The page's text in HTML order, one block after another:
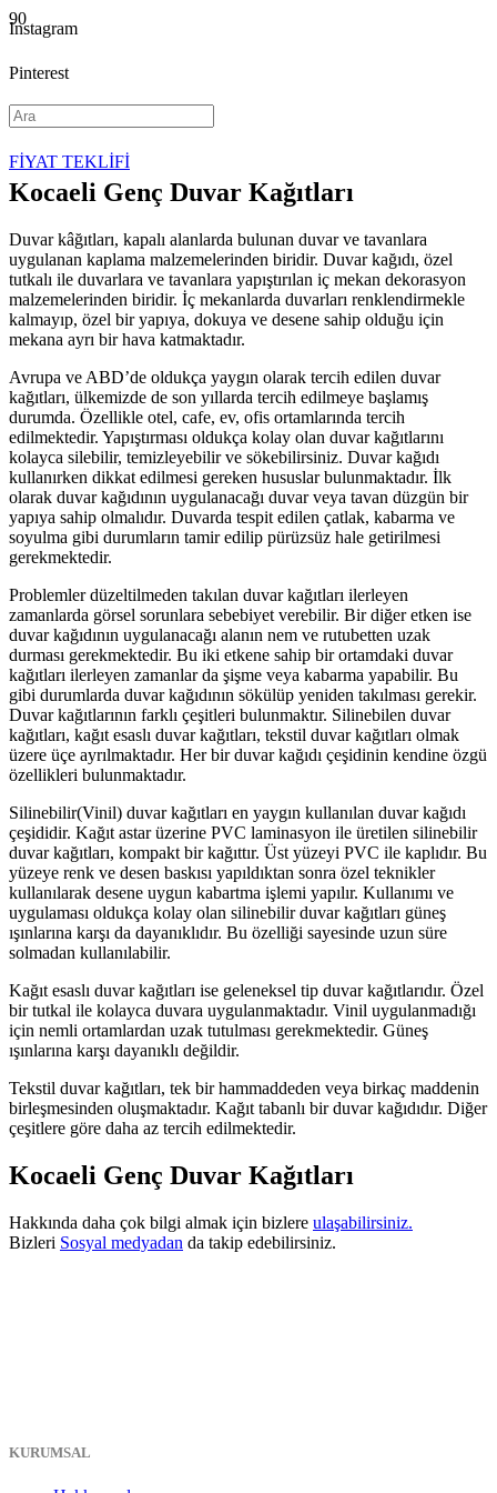
Instagram
Pinterest
YouTube
FİYAT TEKLİFİ
Kocaeli Genç Duvar Kağıtları
Duvar kâğıtları, kapalı alanlarda bulunan duvar ve tavanlara
uygulanan kaplama malzemelerinden biridir. Duvar kağıdı, özel
tutkalı ile duvarlara ve tavanlara yapıştırılan iç mekan dekorasyon
malzemelerinden biridir. İç mekanlarda duvarları renklendirmekle
kalmayıp, özel bir yapıya, dokuya ve desene sahip olduğu için
mekana ayrı bir hava katmaktadır.
Avrupa ve ABD’de oldukça yaygın olarak tercih edilen duvar
kağıtları, ülkemizde de son yıllarda tercih edilmeye başlamış
durumda. Özellikle otel, cafe, ev, ofis ortamlarında tercih
edilmektedir. Yapıştırması oldukça kolay olan duvar kağıtlarını
kolayca silebilir, temizleyebilir ve sökebilirsiniz. Duvar kağıdı
kullanırken dikkat edilmesi gereken hususlar bulunmaktadır. İlk
olarak duvar kağıdının uygulanacağı duvar veya tavan düzgün bir
yapıya sahip olmalıdır. Duvarda tespit edilen çatlak, kabarma ve
soyulma gibi durumların tamir edilip pürüzsüz hale getirilmesi
gerekmektedir.
Problemler düzeltilmeden takılan duvar kağıtları ilerleyen
zamanlarda görsel sorunlara sebebiyet verebilir. Bir diğer etken ise
duvar kağıdının uygulanacağı alanın nem ve rutubetten uzak
durması gerekmektedir. Bu iki etkene sahip bir ortamdaki duvar
kağıtları ilerleyen zamanlar da şişme veya kabarma yapabilir. Bu
gibi durumlarda duvar kağıdının sökülüp yeniden takılması gerekir.
Duvar kağıtlarının farklı çeşitleri bulunmaktır. Silinebilen duvar
kağıtları, kağıt esaslı duvar kağıtları, tekstil duvar kağıtları olmak
üzere üçe ayrılmaktadır. Her bir duvar kağıdı çeşidinin kendine özgü
özellikleri bulunmaktadır.
Silinebilir(Vinil) duvar kağıtları en yaygın kullanılan duvar kağıdı
çeşididir. Kağıt astar üzerine PVC laminasyon ile üretilen silinebilir
duvar kağıtları, kompakt bir kağıttır. Üst yüzeyi PVC ile kaplıdır. Bu
yüzeye renk ve desen baskısı yapıldıktan sonra özel teknikler
kullanılarak desene uygun kabartma işlemi yapılır. Kullanımı ve
uygulaması oldukça kolay olan silinebilir duvar kağıtları güneş
ışınlarına karşı da dayanıklıdır. Bu özelliği sayesinde uzun süre
solmadan kullanılabilir.
Kağıt esaslı duvar kağıtları ise geleneksel tip duvar kağıtlarıdır. Özel
bir tutkal ile kolayca duvara uygulanmaktadır. Vinil uygulanmadığı
için nemli ortamlardan uzak tutulması gerekmektedir. Güneş
ışınlarına karşı dayanıklı değildir.
Tekstil duvar kağıtları, tek bir hammaddeden veya birkaç maddenin
birleşmesinden oluşmaktadır. Kağıt tabanlı bir duvar kağıdıdır. Diğer
çeşitlere göre daha az tercih edilmektedir.
Kocaeli Genç Duvar Kağıtları
Hakkında daha çok bilgi almak için bizlere ulaşabilirsiniz.
Bizleri Sosyal medyadan da takip edebilirsiniz.
KURUMSAL